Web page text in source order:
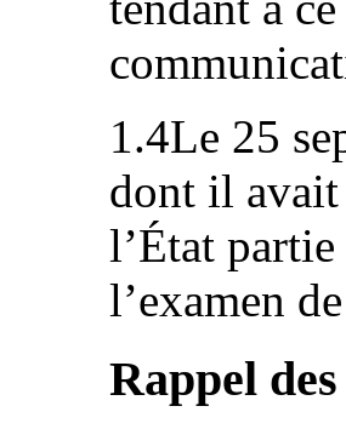
1.4Le 25
dont il
l’État
l’examen
Rappel